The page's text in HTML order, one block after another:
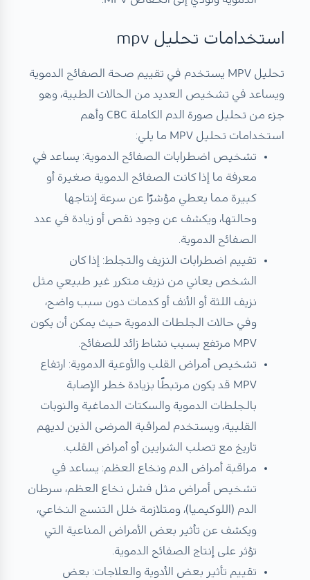
استخدامات تحليل mpv
تحليل MPV يستخدم في تقييم صحة الصفائح الدموية
ويساعد في تشخيص العديد من الحالات الطبية، وهو
جزء من تحليل صورة الدم الكاملة CBC وأهم
استخدامات تحليل MPV ما يلي:
تشخيص اضطرابات الصفائح الدموية: يساعد في
معرفة ما إذا كانت الصفائح الدموية صغيرة أو
كبيرة مما يعطي مؤشرًا عن سرعة إنتاجها
وحالتها، ويكشف عن وجود نقص أو زيادة في عدد
الصفائح الدموية.
تقييم اضطرابات النزيف والتجلط: إذا كان
الشخص يعاني من نزيف متكرر غير طبيعي مثل
نزيف اللثة أو الأنف أو كدمات دون سبب واضح،
وفي حالات الجلطات الدموية حيث يمكن أن يكون
MPV مرتفع بسبب نشاط زائد للصفائح.
تشخيص أمراض القلب والأوعية الدموية: ارتفاع
MPV قد يكون مرتبطًا بزيادة خطر الإصابة
بالجلطات الدموية والسكتات الدماغية والنوبات
القلبية، ويستخدم لمراقبة المرضى الذين لديهم
تاريخ مع تصلب الشرايين أو أمراض القلب.
مراقبة أمراض الدم ونخاع العظم: يساعد في
تشخيص أمراض مثل فشل نخاع العظم، سرطان
الدم (اللوكيميا)، ومتلازمة خلل التنسج النخاعي،
ويكشف عن تأثير بعض الأمراض المناعية التي
تؤثر على إنتاج الصفائح الدموية.
تقييم تأثير بعض الأدوية والعلاجات: بعض